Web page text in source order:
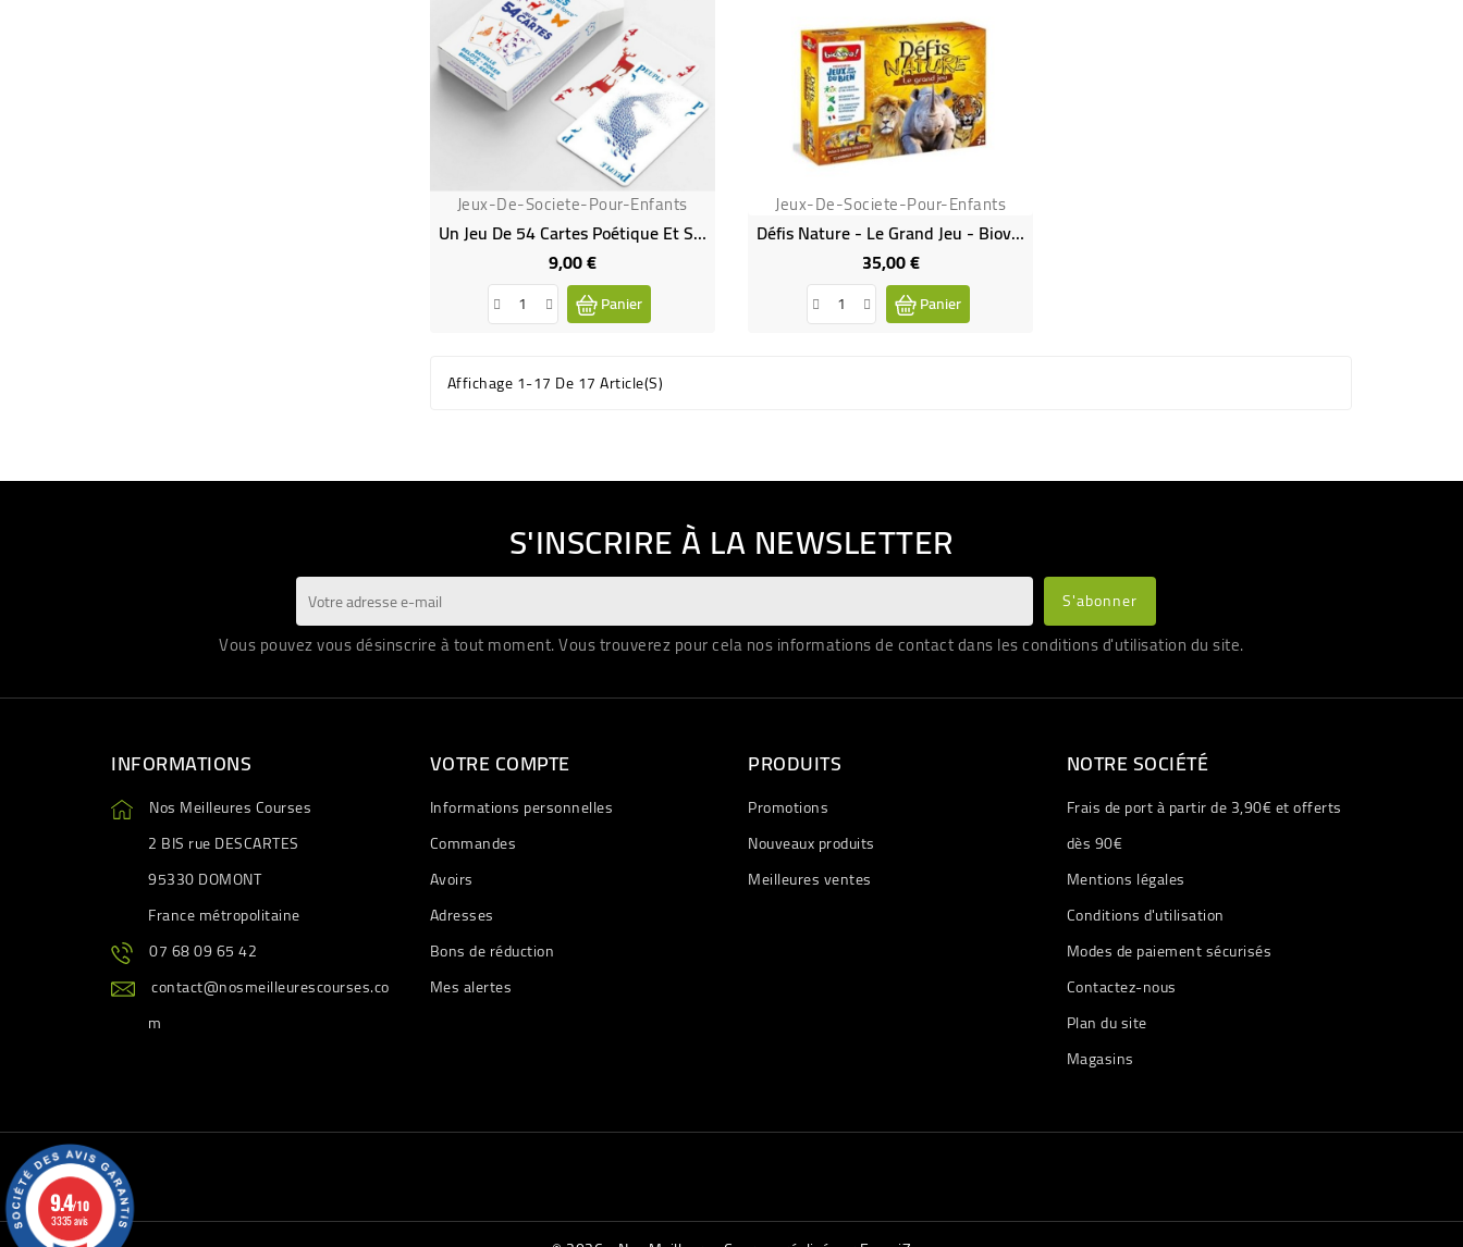
Jeux-De-Societe-Pour-Enfants
Un Jeu De 54 Cartes Poétique Et Solidaire
9,00 €Prix
Panier
Jeux-De-Societe-Pour-Enfants
Défis Nature - Le Grand Jeu - Bioviva
35,00 €Prix
Panier
Affichage 1-17 De 17 Article(s)
S'INSCRIRE À LA NEWSLETTER
Vous pouvez vous désinscrire à tout moment. Vous trouverez pour cela nos informations de contact dans les conditions d'utilisation du site.
INFORMATIONS
Nos Meilleures Courses
2 BIS rue DESCARTES
95330 DOMONT
France métropolitaine
07 68 09 65 42
contact@nosmeilleurescourses.co
m
VOTRE COMPTE
Informations personnelles
Commandes
Avoirs
Adresses
Bons de réduction
Mes alertes
PRODUITS
Promotions
Nouveaux produits
Meilleures ventes
NOTRE SOCIÉTÉ
Frais de port à partir de 3,90€ et offerts
dès 90€
Mentions légales
Conditions d'utilisation
Modes de paiement sécurisés
Contactez-nous
Plan du site
Magasins
9.4/10
3335 avis